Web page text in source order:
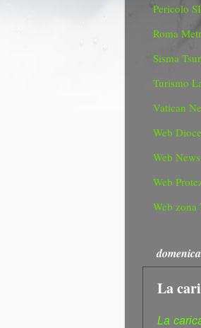
Pericolo
Roma
Sisma
Turismo
Vatican
Web
Web
Web
Web zona
La
La